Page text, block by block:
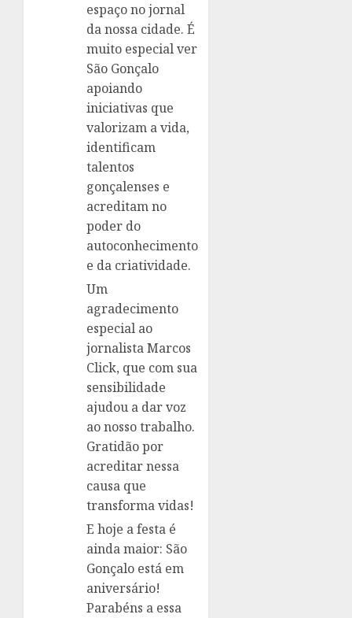
espaço no jornal
da nossa cidade. É
muito especial ver
São Gonçalo
apoiando
iniciativas que
valorizam a vida,
identificam
talentos
gonçalenses e
acreditam no
poder do
autoconhecimento
e da criatividade.
Um
agradecimento
especial ao
jornalista Marcos
Click, que com sua
sensibilidade
ajudou a dar voz
ao nosso trabalho.
Gratidão por
acreditar nessa
causa que
transforma vidas!
E hoje a festa é
ainda maior: São
Gonçalo está em
aniversário!
Parabéns a essa